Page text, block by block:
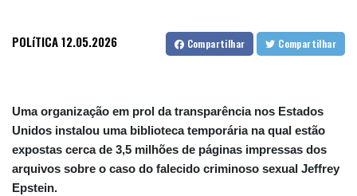
POLíTICA12.05.2026 Compartilhar Compartilhar
Uma organização em prol da transparência nos Estados
Unidos instalou uma biblioteca temporária na qual estão
expostas cerca de 3,5 milhões de páginas impressas dos
arquivos sobre o caso do falecido criminoso sexual Jeffrey
Epstein.